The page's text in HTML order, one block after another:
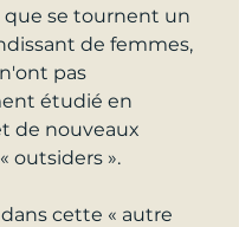
que se tournent un
de femmes,
pas
étudié en
de nouveaux
outsiders ».
cette « autre